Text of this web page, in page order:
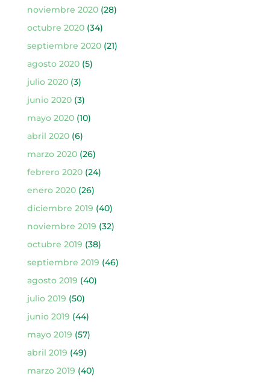
noviembre 2020(28)
octubre 2020(34)
septiembre 2020(21)
agosto 2020(5)
julio 2020(3)
junio 2020(3)
mayo 2020(10)
abril 2020(6)
marzo 2020(26)
febrero 2020(24)
enero 2020(26)
diciembre 2019 (40)
noviembre 2019 (32)
octubre 2019 (38)
septiembre 2019 (46)
agosto 2019 (40)
julio 2019 (50)
junio 2019 (44)
mayo 2019 (57)
abril 2019 (49)
marzo 2019 (40)